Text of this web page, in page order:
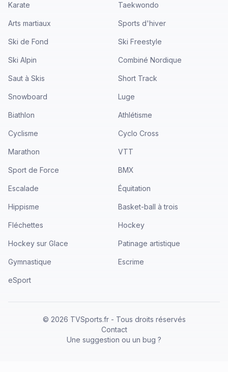
Karate Taekwondo
Arts martiaux Sports d'hiver
Ski de Fond Ski Freestyle
Ski Alpin Combiné Nordique
Saut à Skis Short Track
Snowboard Luge
Biathlon Athlétisme
Cyclisme Cyclo Cross
Marathon VTT
Sport de Force BMX
Escalade Équitation
Hippisme Basket-ball à trois
Fléchettes Hockey
Hockey sur Glace Patinage artistique
Gymnastique Escrime
eSport
© 2026 TVSports.fr - Tous droits réservés
Contact
Une suggestion ou un bug ?